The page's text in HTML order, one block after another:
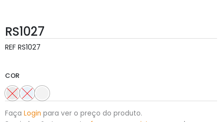
RS1027
REF RS1027
COR
Faça Login para ver o preço do produto.